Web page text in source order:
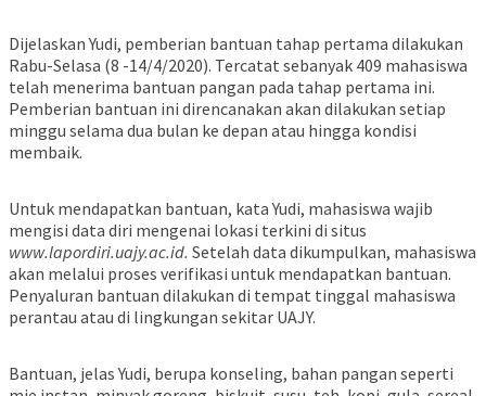
Dijelaskan Yudi, pemberian bantuan tahap pertama dilakukan
Rabu-Selasa (8 -14/4/2020). Tercatat sebanyak 409 mahasiswa
telah menerima bantuan pangan pada tahap pertama ini.
Pemberian bantuan ini direncanakan akan dilakukan setiap
minggu selama dua bulan ke depan atau hingga kondisi
membaik.
Untuk mendapatkan bantuan, kata Yudi, mahasiswa wajib
mengisi data diri mengenai lokasi terkini di situs
www.lapordiri.uajy.ac.id. Setelah data dikumpulkan, mahasiswa
akan melalui proses verifikasi untuk mendapatkan bantuan.
Penyaluran bantuan dilakukan di tempat tinggal mahasiswa
perantau atau di lingkungan sekitar UAJY.
Bantuan, jelas Yudi, berupa konseling, bahan pangan seperti